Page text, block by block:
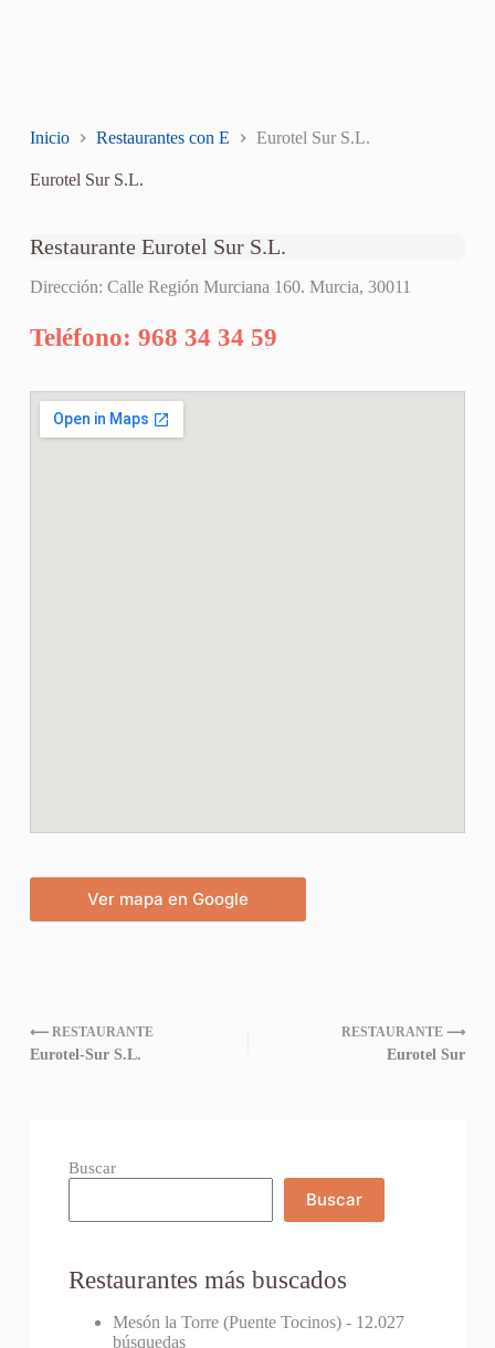
Inicio Restaurantes con E Eurotel Sur S.L.
Eurotel Sur S.L.
Restaurante Eurotel Sur S.L.
Dirección: Calle Región Murciana 160. Murcia, 30011
Teléfono: 968 34 34 59
Ver mapa en Google
⟵ RESTAURANTE
Eurotel-Sur S.L.
RESTAURANTE ⟶
Eurotel Sur
Buscar
Buscar
Restaurantes más buscados
Mesón la Torre (Puente Tocinos)- 12.027
búsquedas